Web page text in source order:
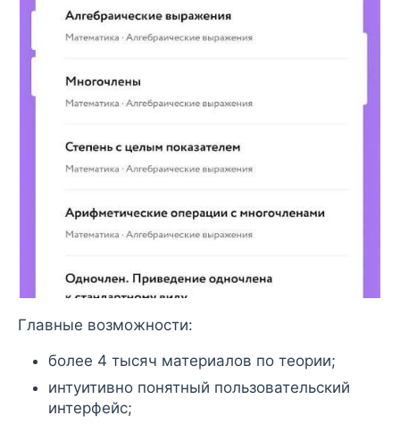
Главные возможности:
более 4 тысяч материалов по теории;
интуитивно понятный пользовательский
интерфейс;